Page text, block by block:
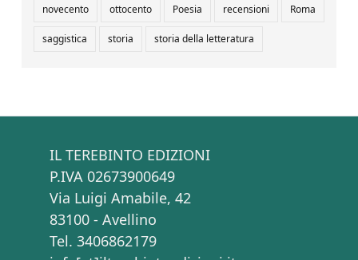
novecento ottocento Poesia recensioni Roma
saggistica storia storia della letteratura
IL TEREBINTO EDIZIONI
P.IVA 02673900649
Via Luigi Amabile, 42
83100 - Avellino
Tel. 3406862179